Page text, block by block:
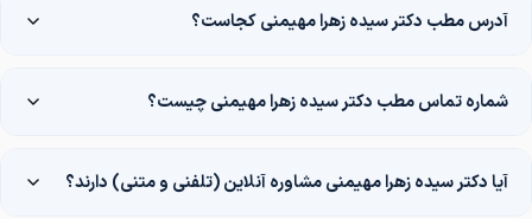
آدرس مطب دکتر سیده زهرا مهیمنی کجاست؟
شماره تماس مطب دکتر سیده زهرا مهیمنی چیست؟
آیا دکتر سیده زهرا مهیمنی مشاوره آنلاین (تلفنی و متنی) دارند؟